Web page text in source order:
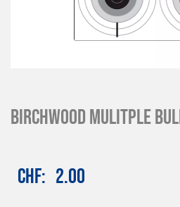
BIRCHWOOD Mulitple
CHF 2.00